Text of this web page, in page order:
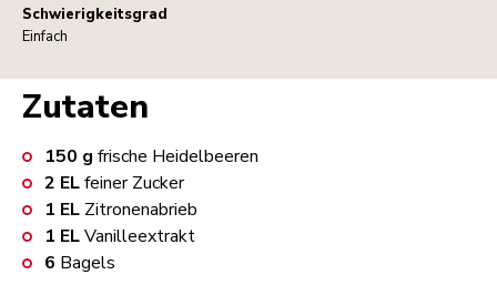
Schwierigkeitsgrad
Einfach
Zutaten
150 g frische Heidelbeeren
2 ELfeiner Zucker
1 EL Zitronenabrieb
1 ELVanilleextrakt
6 Bagels